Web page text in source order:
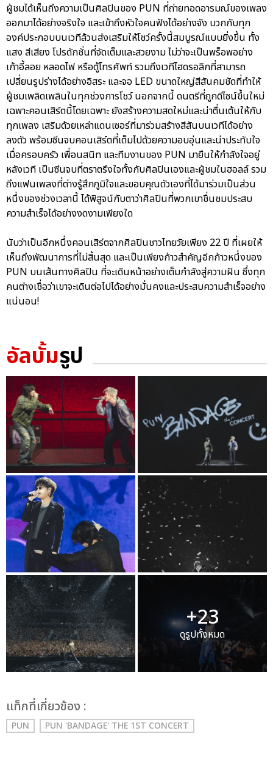
ผู้ชมได้เห็นถึงความเป็นศิลปินของ PUN ที่ถ่ายทอดอารมณ์ของเพลง
ออกมาได้อย่างจริงใจ และเข้าถึงหัวใจคนฟังได้อย่างจัง บวกกับทุก
องค์ประกอบบนเวทีล้วนส่งเสริมให้โชว์ครั้งนี้สมบูรณ์แบบยิ่งขึ้น ทั้ง
แสง สีเสียง โปรดักชั่นที่จัดเต็มและสวยงาม ไม่ว่าจะเป็นพร็อพอย่าง
เก้าอี้ลอย หลอดไฟ หรือตู้โทรศัพท์ รวมถึงเวทีไฮดรอลิกที่สามารถ
เปลี่ยนรูปร่างได้อย่างอิสระ และจอ LED ขนาดใหญ่สีสันคมชัดที่ทำให้
ผู้ชมเพลิดเพลินในทุกช่วงการโชว์ นอกจากนี้ ดนตรีที่ถูกดีไซน์ขึ้นใหม่
เฉพาะคอนเสิร์ตนี้โดยเฉพาะ ยังสร้างความสดใหม่และน่าตื่นเต้นให้กับ
ทุกเพลง เสริมด้วยเหล่าแดนเซอร์ที่มาร่วมสร้างสีสันบนเวทีได้อย่าง
ลงตัว พร้อมซีนจบคอนเสิร์ตที่เต็มไปด้วยความอบอุ่นและน่าประทับใจ
เมื่อครอบครัว เพื่อนสนิท และทีมงานของ PUN มายืนให้กำลังใจอยู่
หลังเวที เป็นซีนจบที่ตราตรึงใจทั้งกับศิลปินเองและผู้ชมในฮอลล์ รวม
ถึงแฟนเพลงที่ต่างรู้สึกภูมิใจและขอบคุณตัวเองที่ได้มาร่วมเป็นส่วน
หนึ่งของช่วงเวลานี้ ได้พิสูจน์กับตาว่าศิลปินที่พวกเขาชื่นชมประสบ
ความสำเร็จได้อย่างงดงามเพียงใด
นับว่าเป็นอีกหนึ่งคอนเสิร์ตจากศิลปินชาวไทยวัยเพียง 22 ปี ที่เผยให้
เห็นถึงพัฒนาการที่ไม่สิ้นสุด และเป็นเพียงก้าวสำคัญอีกก้าวหนึ่งของ
PUN บนเส้นทางศิลปิน ที่จะเดินหน้าอย่างเต็มกำลังสู่ความฝัน ซึ่งทุก
คนต่างเชื่อว่าเขาจะเดินต่อไปได้อย่างมั่นคงและประสบความสำเร็จอย่าง
แน่นอน!
อัลบั้มรูป
+23
ดูรูปทั้งหมด
เเท็กที่เกี่ยวข้อง :
PUN PUN 'BANDAGE' THE 1ST CONCERT